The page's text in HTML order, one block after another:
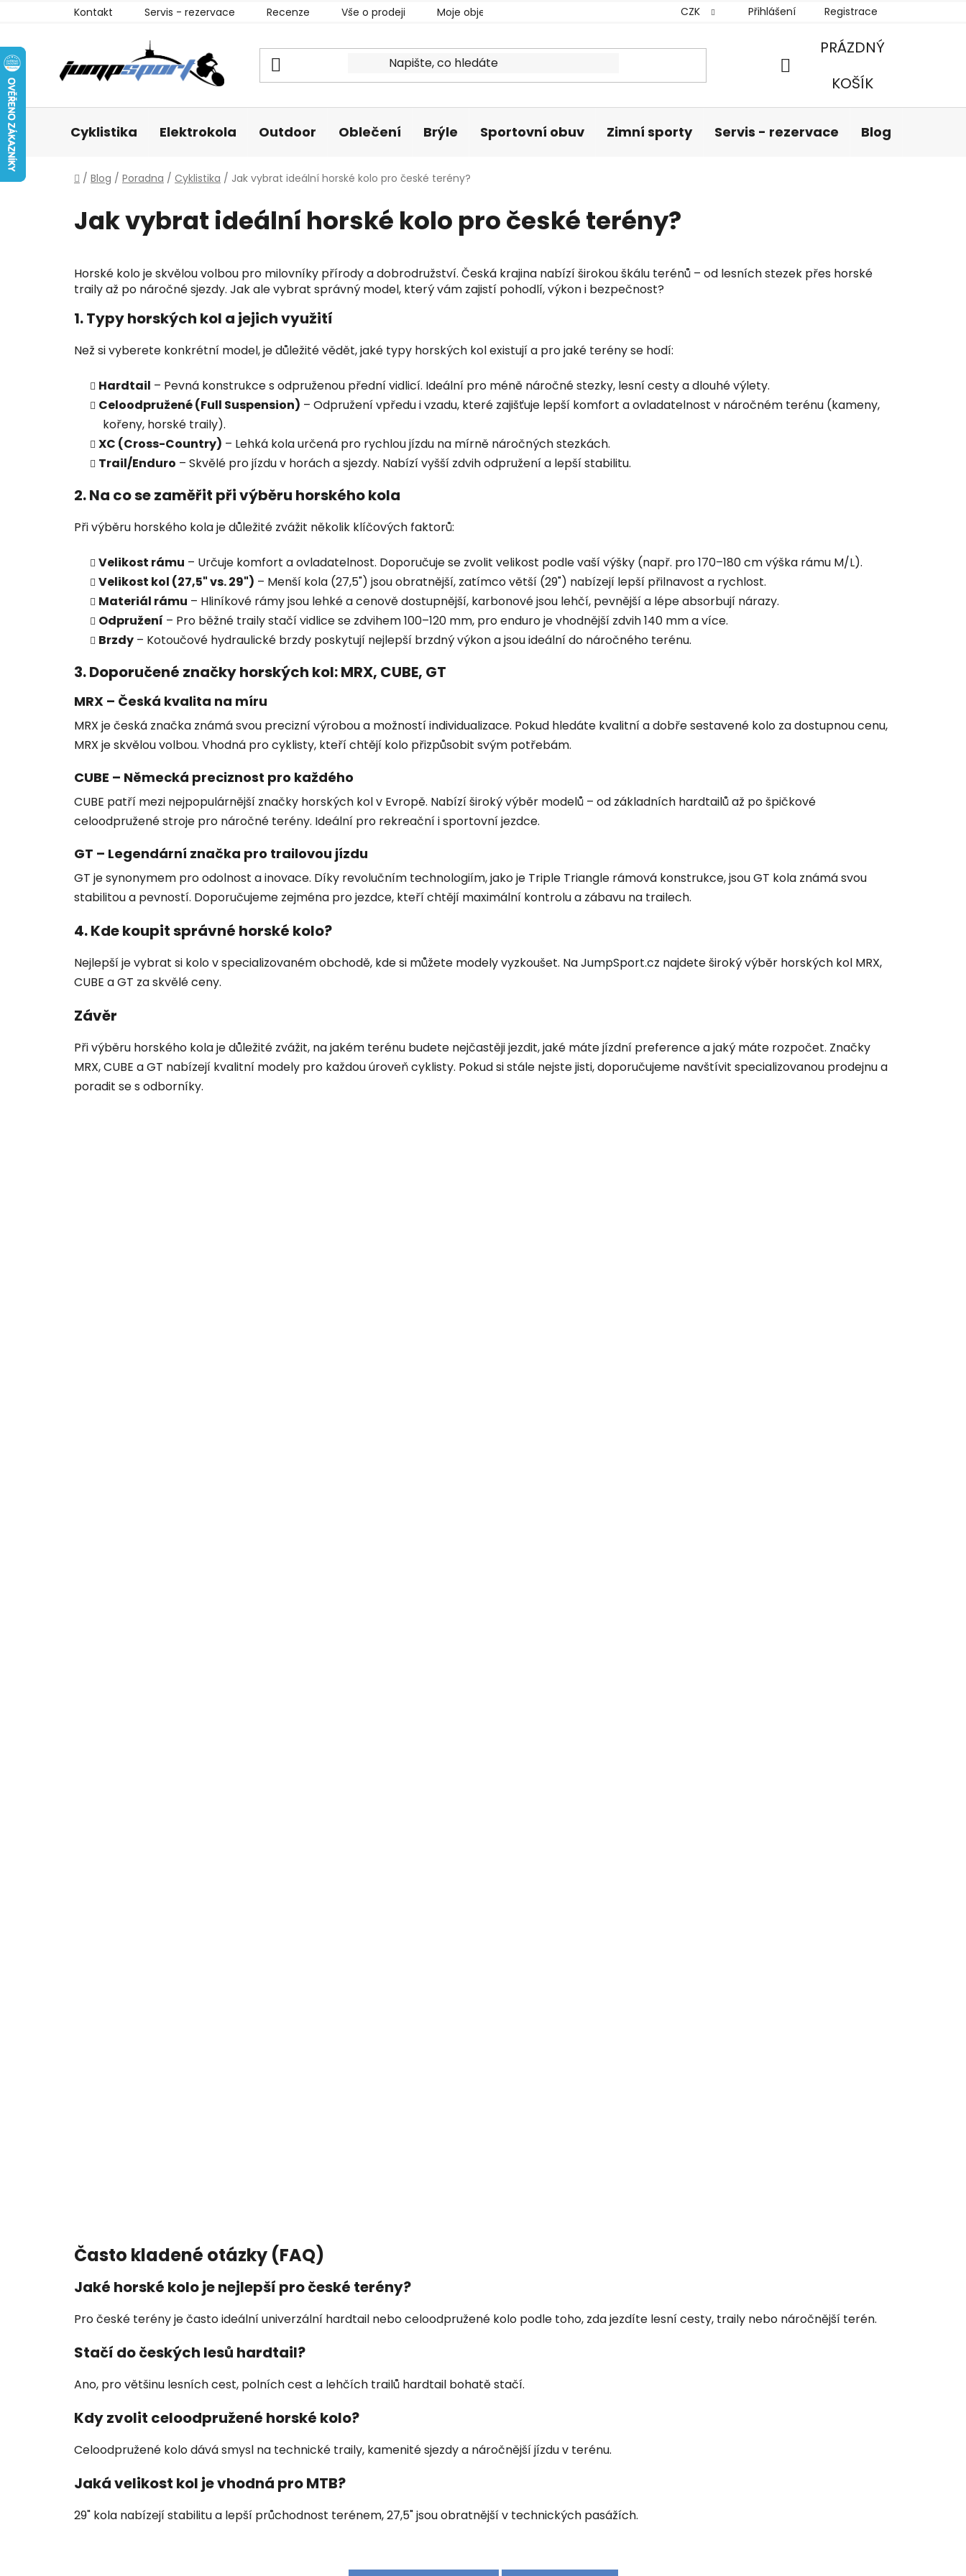
Kontakt Servis - rezervace Recenze Vše o prodeji Moje objednávka CZK Přihlášení Registrace
NÁKUPNÍ
PRÁZDNÝ
KOŠÍK
Cyklistika Elektrokola Outdoor Oblečení Brýle Sportovní obuv Zimní sporty Servis - rezervace Blog
Domů
/ Blog / Poradna / Cyklistika / Jak vybrat ideální horské kolo pro české terény?
Jak vybrat ideální horské kolo pro české terény?
Horské kolo je skvělou volbou pro milovníky přírody a dobrodružství. Česká krajina nabízí širokou škálu terénů – od lesních stezek přes horské
traily až po náročné sjezdy. Jak ale vybrat správný model, který vám zajistí pohodlí, výkon i bezpečnost?
1. Typy horských kol a jejich využití
Než si vyberete konkrétní model, je důležité vědět, jaké typy horských kol existují a pro jaké terény se hodí:
Hardtail – Pevná konstrukce s odpruženou přední vidlicí. Ideální pro méně náročné stezky, lesní cesty a dlouhé výlety.
Celoodpružené (Full Suspension) – Odpružení vpředu i vzadu, které zajišťuje lepší komfort a ovladatelnost v náročném terénu (kameny,
kořeny, horské traily).
XC (Cross-Country) – Lehká kola určená pro rychlou jízdu na mírně náročných stezkách.
Trail/Enduro – Skvělé pro jízdu v horách a sjezdy. Nabízí vyšší zdvih odpružení a lepší stabilitu.
2. Na co se zaměřit při výběru horského kola
Při výběru horského kola je důležité zvážit několik klíčových faktorů:
Velikost rámu – Určuje komfort a ovladatelnost. Doporučuje se zvolit velikost podle vaší výšky (např. pro 170–180 cm výška rámu M/L).
Velikost kol (27,5" vs. 29") – Menší kola (27,5") jsou obratnější, zatímco větší (29") nabízejí lepší přilnavost a rychlost.
Materiál rámu – Hliníkové rámy jsou lehké a cenově dostupnější, karbonové jsou lehčí, pevnější a lépe absorbují nárazy.
Odpružení – Pro běžné traily stačí vidlice se zdvihem 100–120 mm, pro enduro je vhodnější zdvih 140 mm a více.
Brzdy – Kotoučové hydraulické brzdy poskytují nejlepší brzdný výkon a jsou ideální do náročného terénu.
3. Doporučené značky horských kol: MRX, CUBE, GT
MRX – Česká kvalita na míru
MRX je česká značka známá svou precizní výrobou a možností individualizace. Pokud hledáte kvalitní a dobře sestavené kolo za dostupnou cenu,
MRX je skvělou volbou. Vhodná pro cyklisty, kteří chtějí kolo přizpůsobit svým potřebám.
CUBE – Německá preciznost pro každého
CUBE patří mezi nejpopulárnější značky horských kol v Evropě. Nabízí široký výběr modelů – od základních hardtailů až po špičkové
celoodpružené stroje pro náročné terény. Ideální pro rekreační i sportovní jezdce.
GT – Legendární značka pro trailovou jízdu
GT je synonymem pro odolnost a inovace. Díky revolučním technologiím, jako je Triple Triangle rámová konstrukce, jsou GT kola známá svou
stabilitou a pevností. Doporučujeme zejména pro jezdce, kteří chtějí maximální kontrolu a zábavu na trailech.
4. Kde koupit správné horské kolo?
Nejlepší je vybrat si kolo v specializovaném obchodě, kde si můžete modely vyzkoušet. NaJumpSport.cz najdete široký výběr horských kol MRX,
CUBE a GT za skvělé ceny.
Závěr
Při výběru horského kola je důležité zvážit, na jakém terénu budete nejčastěji jezdit, jaké máte jízdní preference a jaký máte rozpočet. Značky
MRX, CUBE a GT nabízejí kvalitní modely pro každou úroveň cyklisty. Pokud si stále nejste jisti, doporučujeme navštívit specializovanou prodejnu a
poradit se s odborníky.
Často kladené otázky (FAQ)
Jaké horské kolo je nejlepší pro české terény?
Pro české terény je často ideální univerzální hardtail nebo celoodpružené kolo podle toho, zda jezdíte lesní cesty, traily nebo náročnější terén.
Stačí do českých lesů hardtail?
Ano, pro většinu lesních cest, polních cest a lehčích trailů hardtail bohatě stačí.
Kdy zvolit celoodpružené horské kolo?
Celoodpružené kolo dává smysl na technické traily, kamenité sjezdy a náročnější jízdu v terénu.
Jaká velikost kol je vhodná pro MTB?
29" kola nabízejí stabilitu a lepší průchodnost terénem, 27,5" jsou obratnější v technických pasážích.